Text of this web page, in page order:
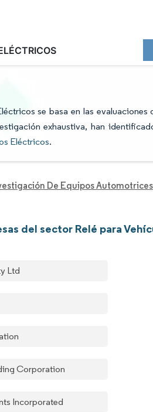
PARA VEHÍCULOS
se basa en las evaluaciones
exhaustiva, han
Eléctricos.
De Equipos Automotrices
del sector Relé para
Ltd
Corporation
Incorporated